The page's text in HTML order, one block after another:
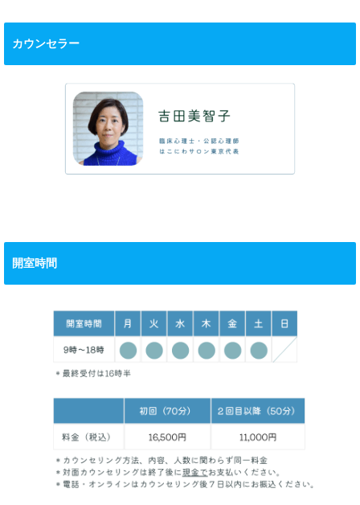
カウンセラー
開室時間